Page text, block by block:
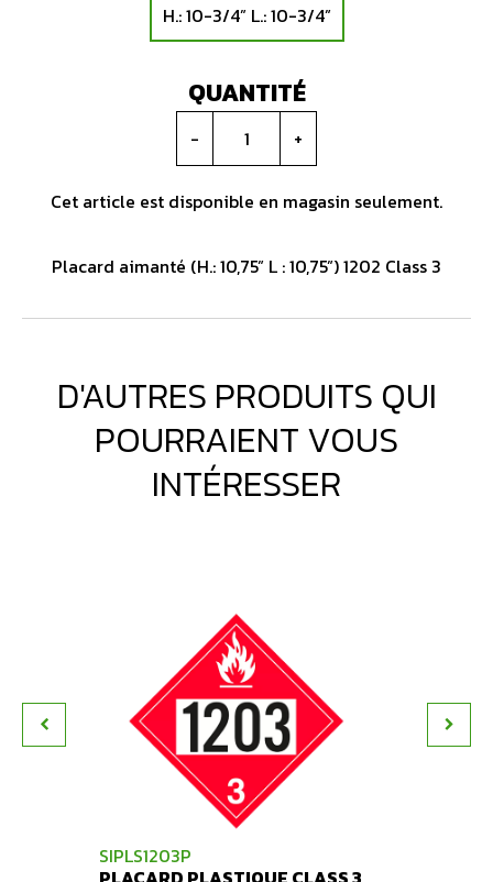
H.: 10-3/4” L.: 10-3/4”
QUANTITÉ
- +
Cet article est disponible en magasin seulement.
Placard aimanté (H.: 10,75” L : 10,75”) 1202 Class 3
D'AUTRES PRODUITS QUI
POURRAIENT VOUS
INTÉRESSER
SIPLS1203P